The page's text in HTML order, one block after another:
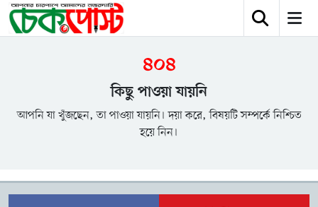
৪০৪
কিছু পাওয়া যায়নি
আপনি যা খুঁজছেন, তা পাওয়া যায়নি। দয়া করে, বিষয়টি সম্পর্কে নিশ্চিত
হয়ে নিন।